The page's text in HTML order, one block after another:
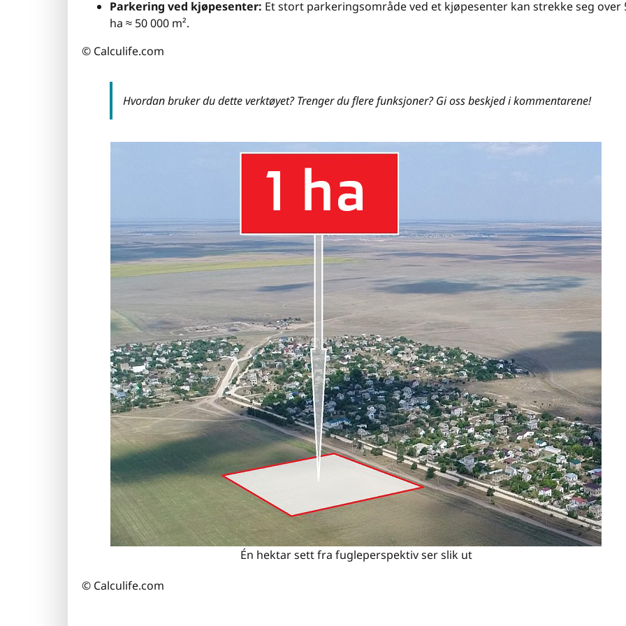
Parkering ved kjøpesenter: Et stort parkeringsområde ved et kjøpesenter kan strekke seg over
ha ≈ 50 000 m².
© Calculife.com
Hvordan bruker du dette verktøyet? Trenger du flere funksjoner? Gi oss beskjed i kommentarene!
Én hektar sett fra fugleperspektiv ser slik ut
© Calculife.com